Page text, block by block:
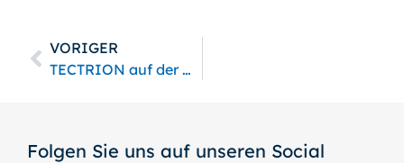
VORIGER
TECTRION auf der Meorga 2026
Folgen Sie uns auf unseren Social